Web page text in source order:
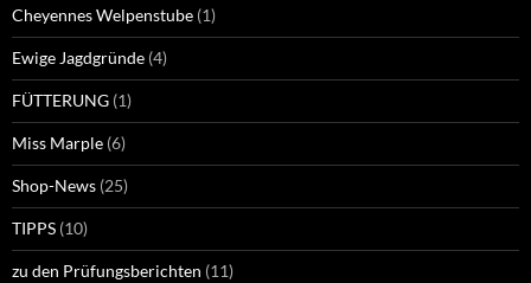
Cheyennes Welpenstube (1)
Ewige Jagdgründe (4)
FÜTTERUNG (1)
Miss Marple (6)
Shop-News (25)
TIPPS (10)
zu den Prüfungsberichten (11)